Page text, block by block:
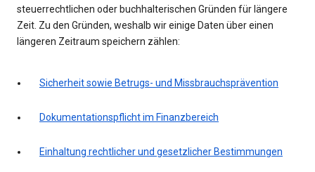
steuerrechtlichen oder buchhalterischen Gründen für längere
Zeit. Zu den Gründen, weshalb wir einige Daten über einen
längeren Zeitraum speichern zählen:
Sicherheit sowie Betrugs- und Missbrauchsprävention
Dokumentationspflicht im Finanzbereich
Einhaltung rechtlicher und gesetzlicher Bestimmungen